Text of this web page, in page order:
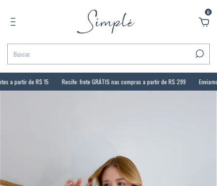
0
a partir de R$ 15 Recife: frete GRÁTIS nas compras a partir de R$ 299